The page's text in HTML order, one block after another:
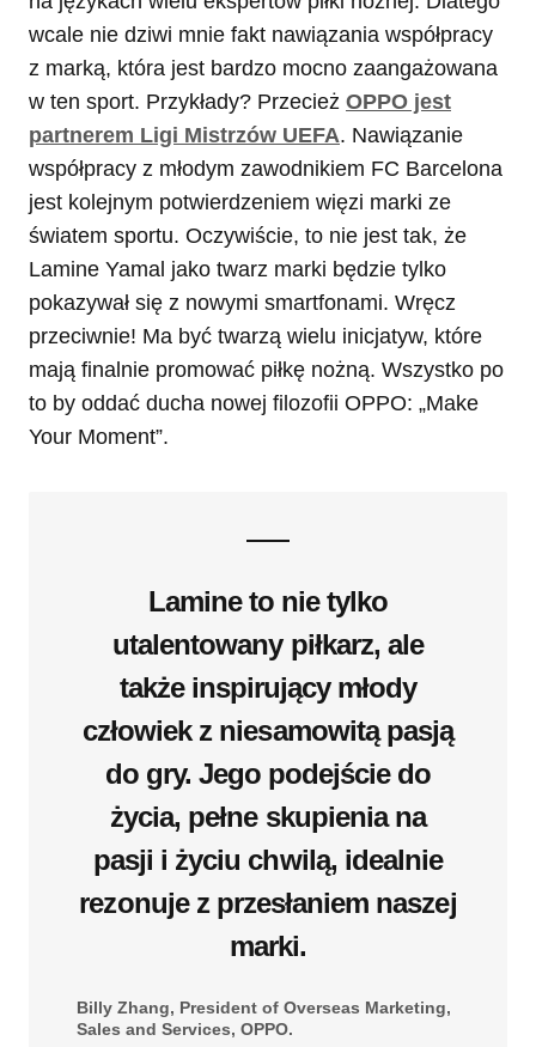
wcale nie dziwi mnie fakt nawiązania współpracy
z marką, która jest bardzo mocno zaangażowana
w ten sport. Przykłady? Przecież OPPO jest
partnerem Ligi Mistrzów UEFA. Nawiązanie
współpracy z młodym zawodnikiem FC Barcelona
jest kolejnym potwierdzeniem więzi marki ze
światem sportu. Oczywiście, to nie jest tak, że
Lamine Yamal jako twarz marki będzie tylko
pokazywał się z nowymi smartfonami. Wręcz
przeciwnie! Ma być twarzą wielu inicjatyw, które
mają finalnie promować piłkę nożną. Wszystko po
to by oddać ducha nowej filozofii OPPO: „Make
Your Moment”.
Lamine to nie tylko
utalentowany piłkarz, ale
także inspirujący młody
człowiek z niesamowitą pasją
do gry. Jego podejście do
życia, pełne skupienia na
pasji i życiu chwilą, idealnie
rezonuje z przesłaniem naszej
marki.
Billy Zhang, President of Overseas Marketing,
Sales and Services, OPPO.